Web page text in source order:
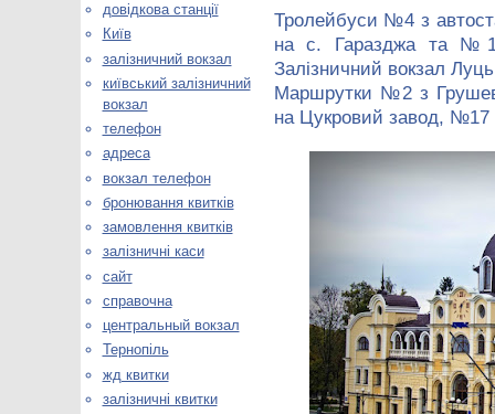
Тролейбуси №4 з
на с. Гаразджа та
Залізничний вокзал
Маршрутки №2 з
на Цукровий завод, №17
довідкова станції
Київ
залізничний вокзал
київський залізничний
вокзал
телефон
адреса
вокзал телефон
бронювання квитків
замовлення квитків
залізничні каси
сайт
справочна
центральный вокзал
Тернопіль
жд квитки
залізничні квитки